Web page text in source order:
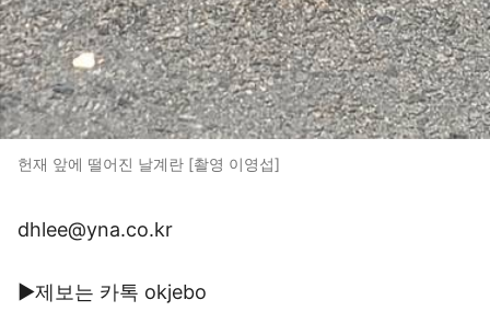
헌재 앞에 떨어진 날계란 [촬영 이영섭]
dhlee@yna.co.kr
▶제보는 카톡 okjebo